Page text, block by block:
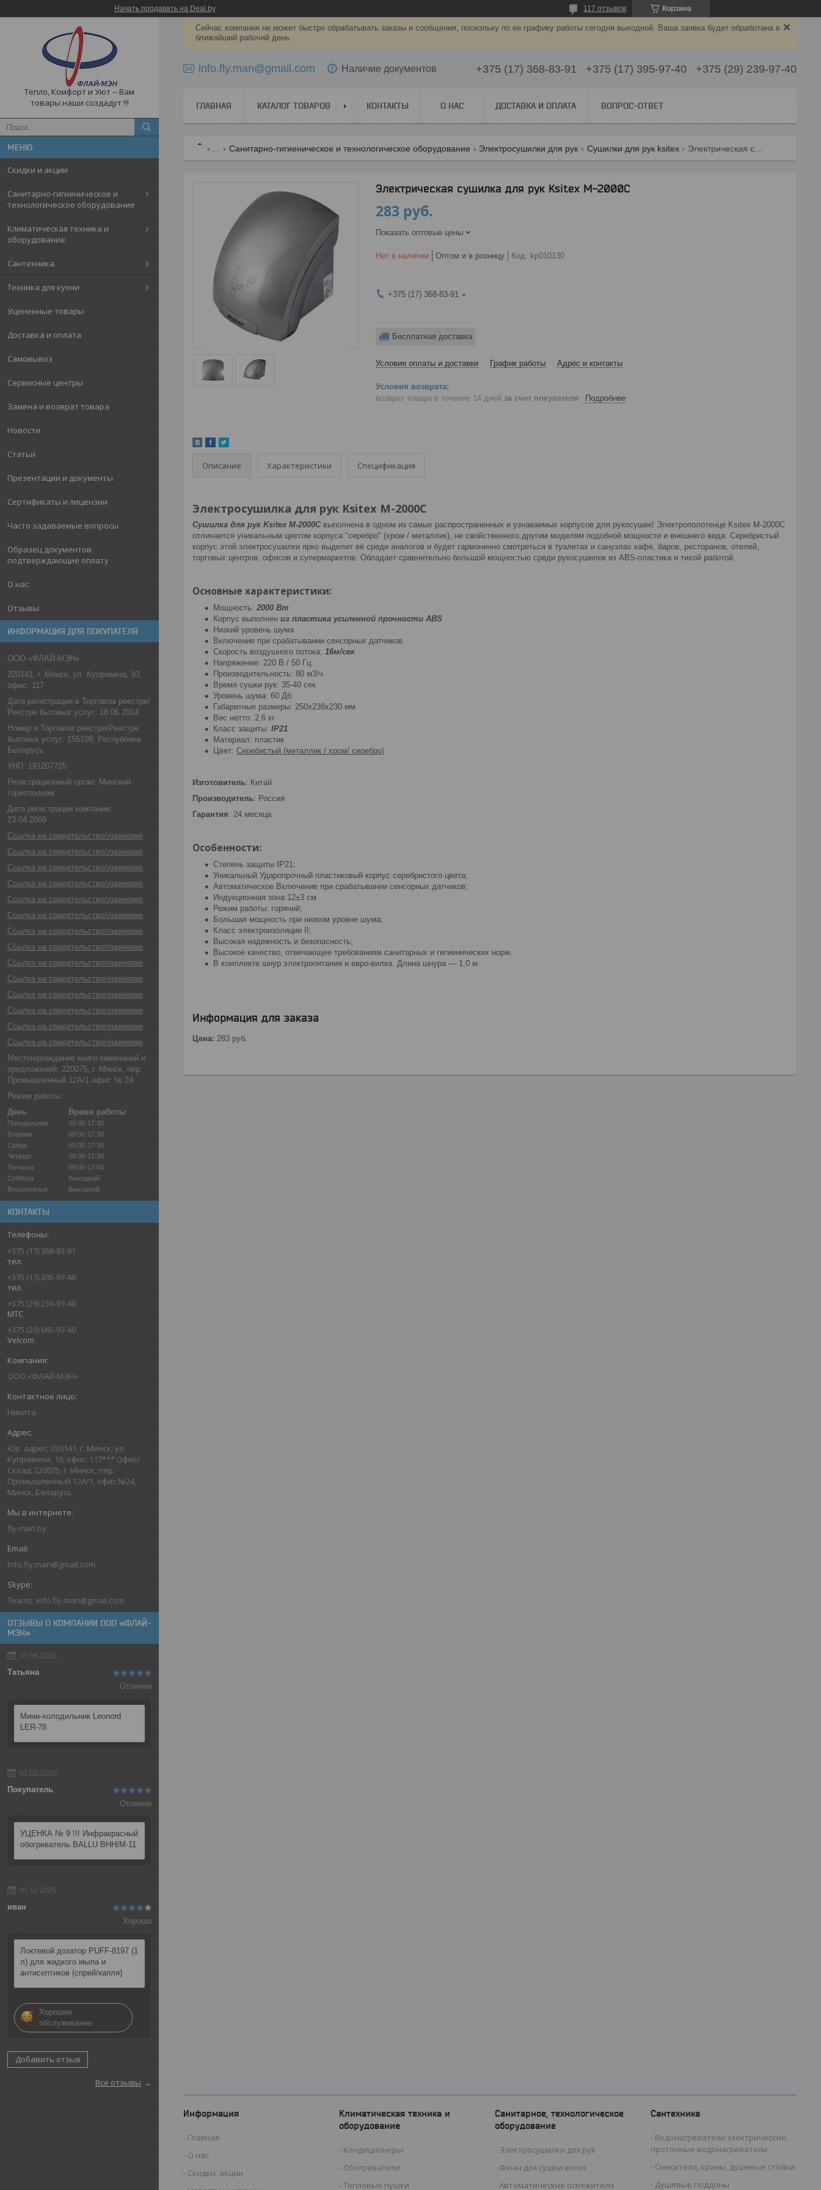
Начать продавать на Deal.by Корзина
117 отзывов
Тепло, Комфорт и Уют -- Вам
товары наши создадут !!!
Скидки и акции
Санитарно-гигиеническое и
технологическое оборудование
Климатическая техника и
оборудование
Cантехника
Техника для кухни
Уцененные товары
Доставка и оплата
Самовывоз
Сервисные центры
Замена и возврат товара
Новости
Статьи
Презентации и документы
Сертификаты и лицензии
Часто задаваемые вопросы
Образец документов
подтверждающие оплату
О нас
Отзывы
ИНФОРМАЦИЯ ДЛЯ ПОКУПАТЕЛЯ
ООО «ФЛАЙ-МЭН»
220141, г. Минск, ул. Купревича, 10,
офис. 117
Дата регистрации в Торговом реестре/
Реестре бытовых услуг: 18.06.2014
Номер в Торговом реестре/Реестре
бытовых услуг: 155108, Республика
Беларусь
УНП: 191207725
Регистрационный орган: Минский
горисполком
Дата регистрации компании:
23.04.2009
Ссылка на свидетельство/лицензию
Ссылка на свидетельство/лицензию
Ссылка на свидетельство/лицензию
Ссылка на свидетельство/лицензию
Ссылка на свидетельство/лицензию
Ссылка на свидетельство/лицензию
Ссылка на свидетельство/лицензию
Ссылка на свидетельство/лицензию
Ссылка на свидетельство/лицензию
Ссылка на свидетельство/лицензию
Ссылка на свидетельство/лицензию
Ссылка на свидетельство/лицензию
Ссылка на свидетельство/лицензию
Ссылка на свидетельство/лицензию
Местонахождение книги замечаний и
предложений: 220075, г. Минск, пер.
Промышленный 12А/1 офис № 24
Режим работы:
День
Время работы
Понедельник
09:00-17:30
Вторник
09:00-17:30
Среда
09:00-17:30
Четверг
09:00-17:30
Пятница
09:00-17:00
Суббота
Выходной
Воскресенье
Выходной
КОНТАКТЫ
+375 (17) 368-83-91
тел.
+375 (17) 395-97-40
тел.
+375 (29) 239-97-40
МТС
+375 (29) 665-97-40
Velcom
ООО «ФЛАЙ-МЭН»
Никита
Юр. адрес: 220141, г. Минск, ул.
Купревича, 10, офис. 117*** Офис/
Склад: 220075, г. Минск, пер.
Промышленный 12А/1, офис №24,
Минск, Беларусь
fly-man.by
info.fly.man@gmail.com
Teams: info.fly.man@gmail.com
ОТЗЫВЫ О КОМПАНИИ ООО «ФЛАЙ-
МЭН»
01.06.2026
Татьяна
Отлично
Мини-холодильник Leonord
LER-78
03.02.2026
Покупатель
Отлично
УЦЕНКА № 9 !!! Инфракрасный
обогреватель BALLU BHH/M-11
05.12.2025
иван
Хорошо
Локтевой дозатор PUFF-8197 (1
л) для жидкого мыла и
антисептиков (спрей/капля)
Хорошее
обслуживание
Добавить отзыв
Все отзывы
Сейчас компания не может быстро обрабатывать заказы и сообщения, поскольку по ее графику работы сегодня выходной. Ваша заявка будет обработана в
ближайший рабочий день.
info.fly.man@gmail.com Наличие документов +375 (17) 368-83-91 +375 (17) 395-97-40 +375 (29) 239-97-40
ГЛАВНАЯ КАТАЛОГ ТОВАРОВ КОНТАКТЫ О НАС ДОСТАВКА И ОПЛАТА ВОПРОС-ОТВЕТ
Санитарно-гигиеническое и технологическое оборудование Электросушилки для рук Сушилки для рук ksitex
Электрическая сушилка для рук Ksitex M-2000C
283 руб.
Показать оптовые цены
Нет в наличии Оптом и в розницу Код: kp010130
+375 (17) 368-83-91
Бесплатная доставка
Условия оплаты и доставки График работы Адрес и контакты
возврат товара в течение 14 дней за счет покупателя Подробнее
Описание Характеристики Спецификация
Электросушилка для рук Ksitex M-2000C
Сушилка для рук Ksitex M-2000C выполнена в одном из самых распространенных и узнаваемых корпусов для рукосушек! Электрополотенце Ksitex M-2000C
отличается уникальным цветом корпуса "серебро" (хром / металлик), не свойственного другим моделям подобной мощности и внешнего вида. Серебристый
корпус этой электросушилки ярко выделит её среди аналогов и будет гармонично смотреться в туалетах и санузлах кафе, баров, ресторанов, отелей,
торговых центров, офисов и супермаркетов. Обладает сравнительно большой мощностью среди рукосушилок из ABS-пластика и тихой работой.
Основные характеристики:
Мощность: 2000 Вт
Корпус выполнен из пластика усиленной прочности ABS
Низкий уровень шума
Включение при срабатывании сенсорных датчиков
Скорость воздушного потока: 16м/сек
Напряжение: 220 В / 50 Гц
Производительность: 80 м3/ч
Время сушки рук: 35-40 сек
Уровень шума: 60 Дб
Габаритные размеры: 250х238х230 мм
Вес нетто: 2,6 кг
Класс защиты: IP21
Материал: пластик
Цвет: Серебистый (металлик / хром/ серебро)
Изготовитель: Китай
Производитель: Россия
Гарантия: 24 месяца
Особенности:
Степень защиты IP21;
Уникальный Ударопрочный пластиковый корпус серебристого цвета;
Автоматическое Включение при срабатывании сенсорных датчиков;
И ндукционная зона 12±3 см
Режим работы: горячий;
Большая мощность при низком уровне шума;
Класс электроизоляции II;
Высокая надежность и безопасность;
Высокое качество, отвечающее требованиям санитарных и гигиенических норм.
В комплекте шнур электропитания и евро-вилка. Длина шнура ― 1,0 м.
Информация для заказа
Цена: 283 руб.
Информация
Главная
О нас
Скидки, акции
Климатическая техника и
оборудование
Кондиционеры
Обогреватели
Тепловые пушки
Санитарное, технологическое
оборудование
Электросушилки для рук
Фены для сушки волос
Автоматические освежители
Сантехника
Водонагреватели электрические,
проточные водонагреватели
Смесители, краны, душевые стойки
Душевые поддоны